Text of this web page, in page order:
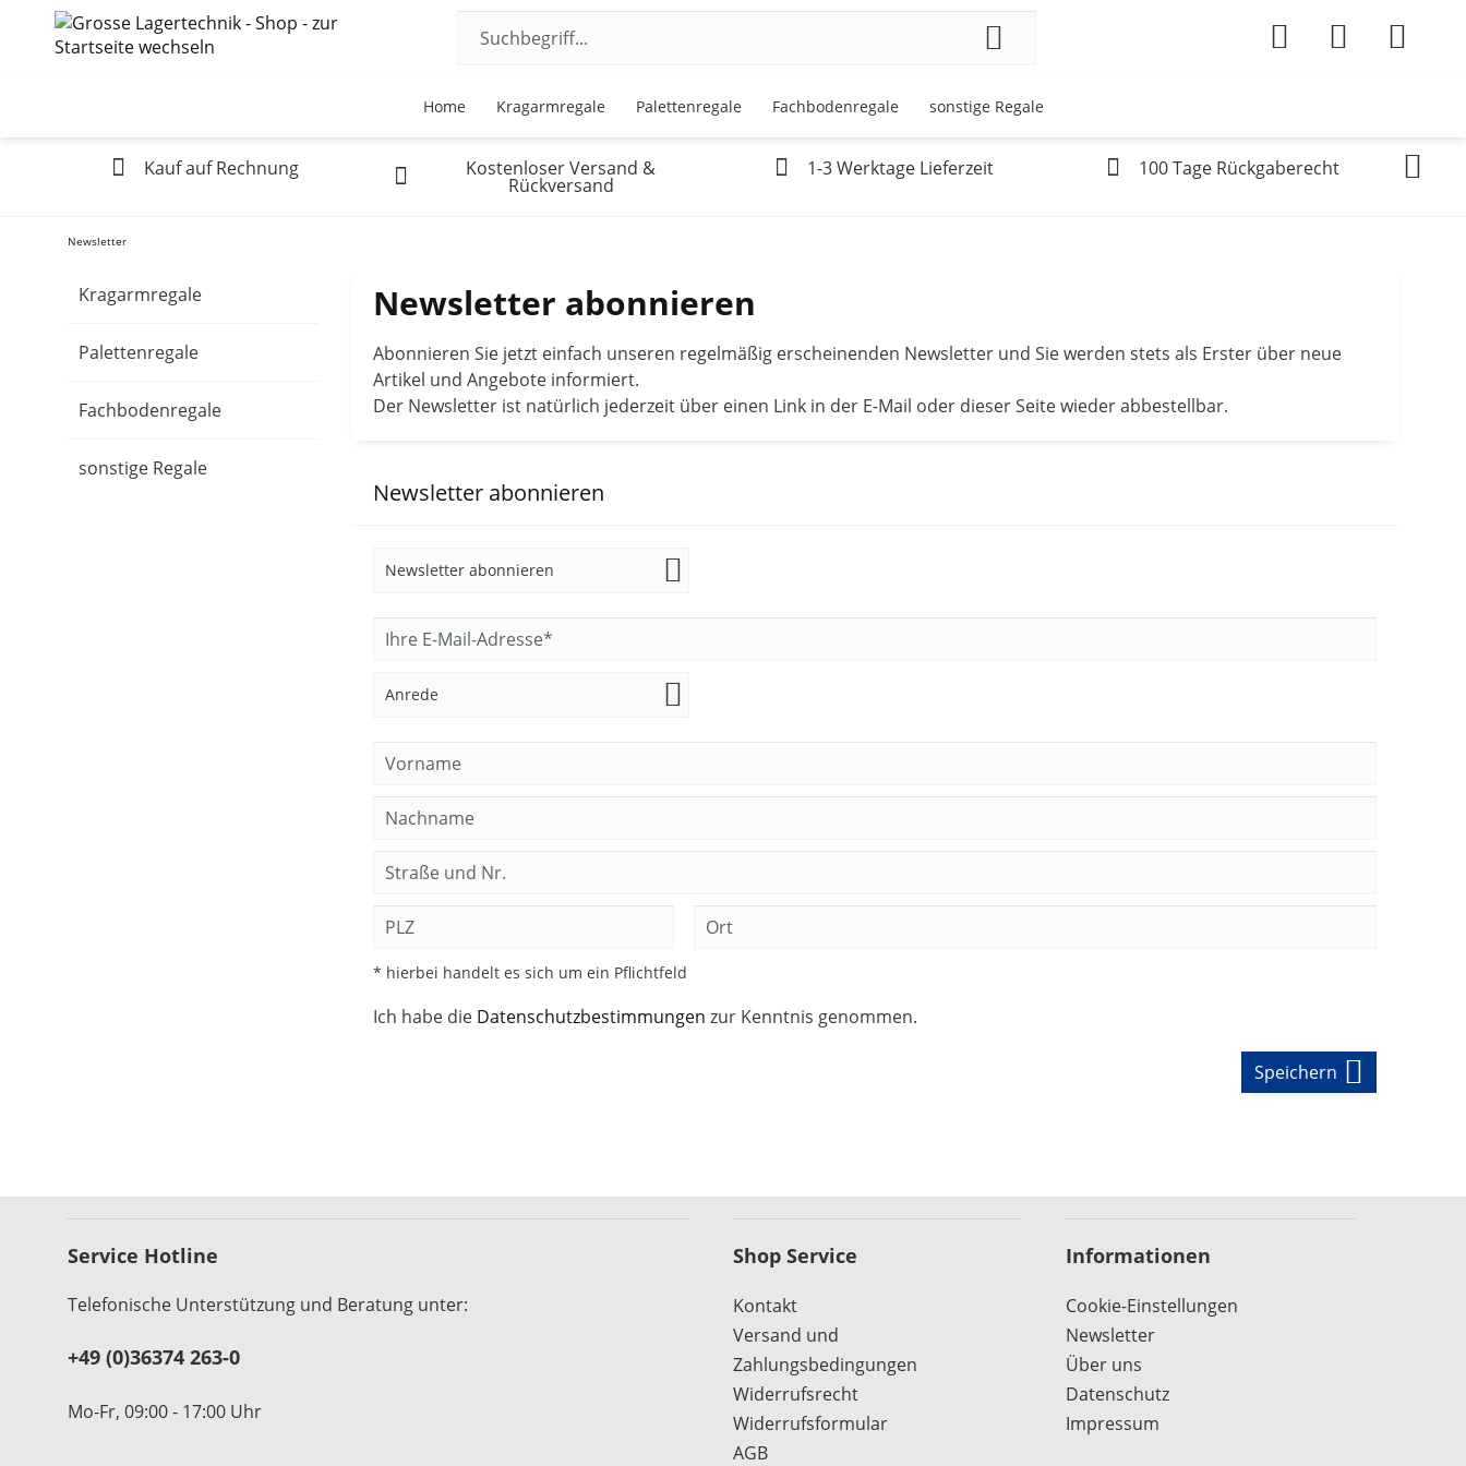
Home Kragarmregale Palettenregale Fachbodenregale sonstige Regale
Kauf auf Rechnung Kostenloser Versand &
Rückversand
1-3 Werktage Lieferzeit 100 Tage Rückgaberecht
Newsletter
Kragarmregale
Palettenregale
Fachbodenregale
sonstige Regale
Newsletter abonnieren
Abonnieren Sie jetzt einfach unseren regelmäßig erscheinenden Newsletter und Sie werden stets als Erster über neue
Artikel und Angebote informiert.
Der Newsletter ist natürlich jederzeit über einen Link in der E-Mail oder dieser Seite wieder abbestellbar.
Newsletter abonnieren
* hierbei handelt es sich um ein Pflichtfeld
Ich habe die Datenschutzbestimmungen zur Kenntnis genommen.
Speichern
Service Hotline
Telefonische Unterstützung und Beratung unter:
+49 (0)36374 263-0
Mo-Fr, 09:00 - 17:00 Uhr
Shop Service
Kontakt
Versand und
Zahlungsbedingungen
Widerrufsrecht
Widerrufsformular
AGB
Informationen
Cookie-Einstellungen
Newsletter
Über uns
Datenschutz
Impressum